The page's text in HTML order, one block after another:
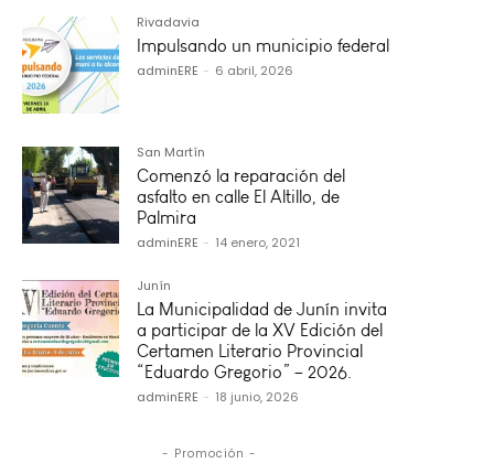
Rivadavia
Impulsando un municipio federal
adminERE - 6 abril, 2026
San Martín
Comenzó la reparación del
asfalto en calle El Altillo, de
Palmira
adminERE - 14 enero, 2021
Junín
La Municipalidad de Junín invita
a participar de la XV Edición del
Certamen Literario Provincial
“Eduardo Gregorio” – 2026.
adminERE - 18 junio, 2026
- Promoción -